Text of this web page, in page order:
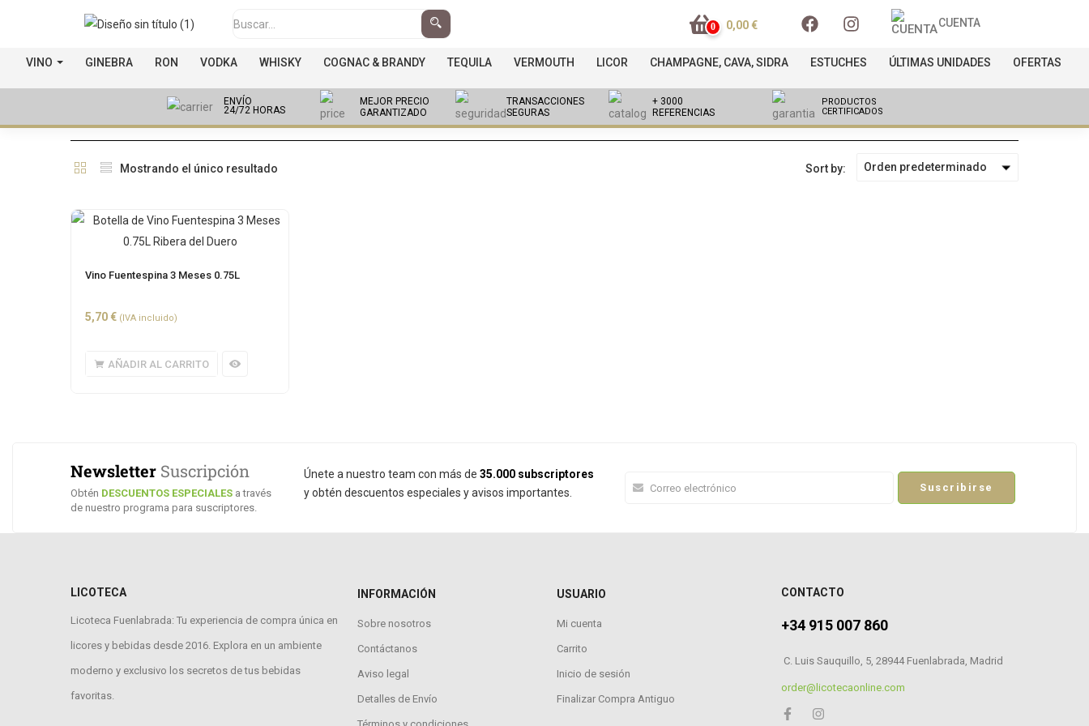
0 0,00 € CUENTA
VINO GINEBRA RON VODKA WHISKY COGNAC & BRANDY TEQUILA VERMOUTH LICOR CHAMPAGNE, CAVA, SIDRA ESTUCHES ÚLTIMAS UNIDADES OFERTAS
ENVÍO
24/72 HORAS
MEJOR PRECIO
GARANTIZADO
TRANSACCIONES
SEGURAS
+ 3000
REFERENCIAS
PRODUCTOS
CERTIFICADOS
Mostrando el único resultado Sort by: Orden predeterminado
Vino Fuentespina 3 Meses 0.75L
5,70 € (IVA incluido)
AÑADIR AL CARRITO
Newsletter Suscripción
Obtén DESCUENTOS ESPECIALES a través
de nuestro programa para suscriptores.
Únete a nuestro team con más de 35.000 subscriptores
y obtén descuentos especiales y avisos importantes.
Suscribirse
LICOTECA
Licoteca Fuenlabrada: Tu experiencia de compra única en
licores y bebidas desde 2016. Explora en un ambiente
moderno y exclusivo los secretos de tus bebidas
favoritas.
INFORMACIÓN
Sobre nosotros
Contáctanos
Aviso legal
Detalles de Envío
USUARIO
Mi cuenta
Carrito
Inicio de sesión
Finalizar Compra Antiguo
CONTACTO
+34 915 007 860
C. Luis Sauquillo, 5, 28944 Fuenlabrada, Madrid
order@licotecaonline.com